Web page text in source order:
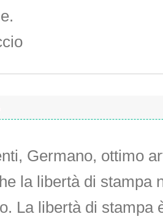
Germano, ottimo
la libertà di stampa
La libertà di stampa